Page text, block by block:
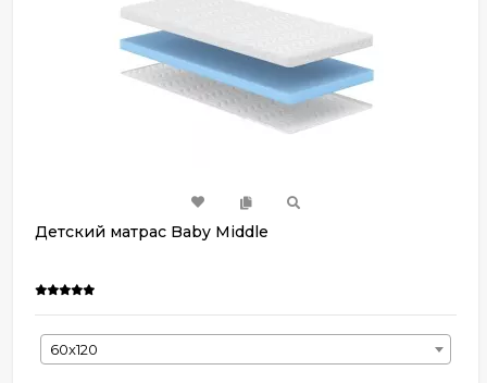
Детский матрас Baby Middle
60x120